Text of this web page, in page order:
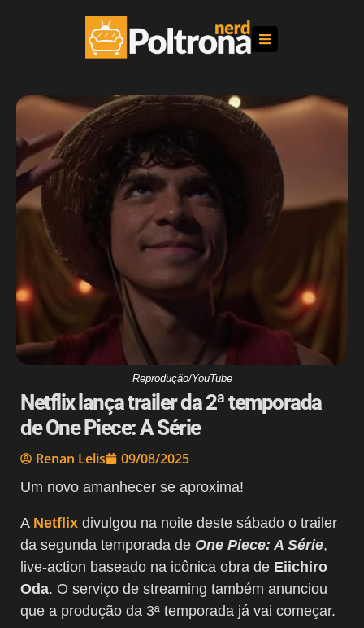
Reprodução/YouTube
Netflix lança trailer da 2ª temporada
de One Piece: A Série
Renan Lelis 09/08/2025
Um novo amanhecer se aproxima!
A Netflix divulgou na noite deste sábado o trailer
da segunda temporada de One Piece: A Série,
live-action baseado na icônica obra de Eiichiro
Oda. O serviço de streaming também anunciou
que a produção da 3ª temporada já vai começar.